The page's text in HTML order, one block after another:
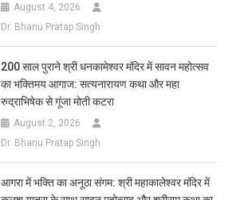
August 4, 2026
Dr. Bhanu Pratap Singh
200 साल पुराने श्री धनकामेश्वर मंदिर में सावन महोत्सव
का भक्तिमय आगाज: सत्यनारायण कथा और महा
रुद्राभिषेक से गूंजा मोती कटरा
August 2, 2026
Dr. Bhanu Pratap Singh
आगरा में भक्ति का अनूठा संगम: श्री महाकालेश्वर मंदिर में